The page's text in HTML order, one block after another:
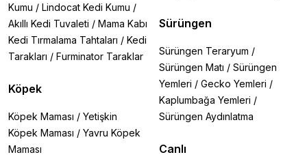
Neden Atakan Pet Shop'tan Kuş Krakeri Almalısınız?
✔ %100 Doğal İçerik:Yapay tatlandırıcı, koruyucu
veya renklendirici içermeyen formüller
Muhabbet kuşu, papağan, kanarya
gibi farklı türler için özel geliştirilmiş çeşitler
Vitamin, mineral ve protein
açısından zengin içerikler
Kuşlarınızın severek tüketeceği
çeşitli tat seçenekleri
✔ Güvenilir Markalar:Gold Wings, Eurogold, Jungle
gibi sektörün önde gelen markaları
Kumu / Lindocat Kedi Kumu /
Akıllı Kedi Tuvaleti / Mama Kabı
Kedi Tırmalama Tahtaları / Kedi
Tarakları / Furminator Taraklar
Köpek
Köpek Maması / Yetişkin
Köpek Maması / Yavru Köpek
Maması
Sürüngen
Sürüngen Teraryum /
Sürüngen Matı / Sürüngen
Yemleri / Gecko Yemleri /
Kaplumbağa Yemleri /
Sürüngen Aydınlatma
Canlı